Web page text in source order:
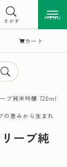
カート
MENU
さがす MENU
ブ純米吟醸 720ml
の恵みから生まれ
ーブ純